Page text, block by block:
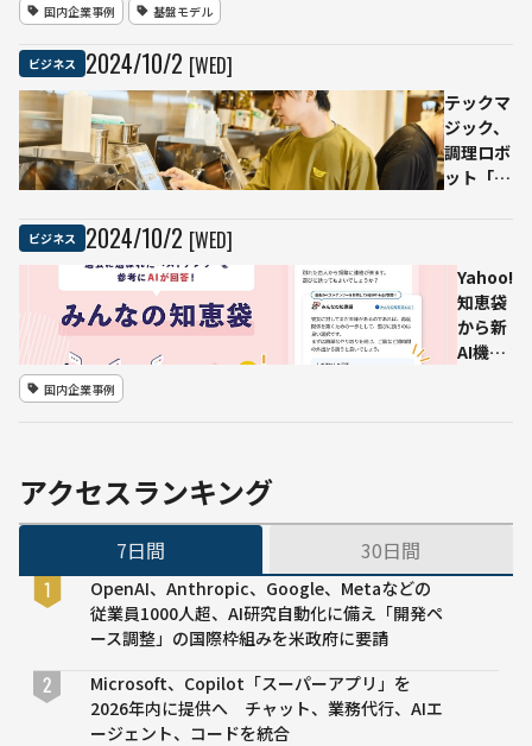
を設
立 -
POS
デー
断す
る課
題解
決を
採用
した
高性
能な
を開
発 ー
ー
GPT-
国内企業事例 基盤モデル
ビジネス 2024/10/2 [WED]
テックマ
ジック、
調理ロボ
ット「I-
に導入
おいしさ
と効率を
両立
ビジネス 2024/10/2 [WED]
Yahoo!
知恵袋
から新
AI機能
使って
れた約
国内企業事例
アクセスランキング
7日間 30日間
OpenAI、Anthropic、Google、Metaなどの
従業員1000人超、AI研究自動化に備え「開発ペ
ース調整」の国際枠組みを米政府に要請
Microsoft、Copilot「スーパーアプリ」を
2026年内に提供へ チャット、業務代行、AIエ
ージェント、コードを統合